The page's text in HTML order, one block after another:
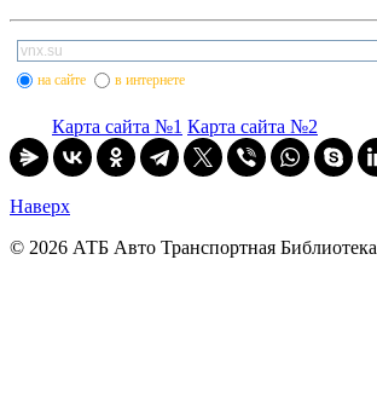
на сайте в интернете
Карта сайта №1 Карта сайта №2
Наверх
© 2026 АТБ Авто Транспортная Библиотека